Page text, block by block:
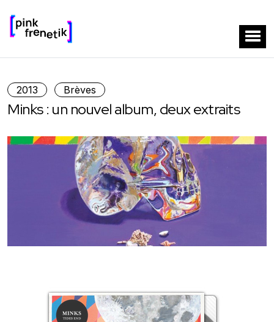
2013 Brèves
Minks : un nouvel album, deux extraits